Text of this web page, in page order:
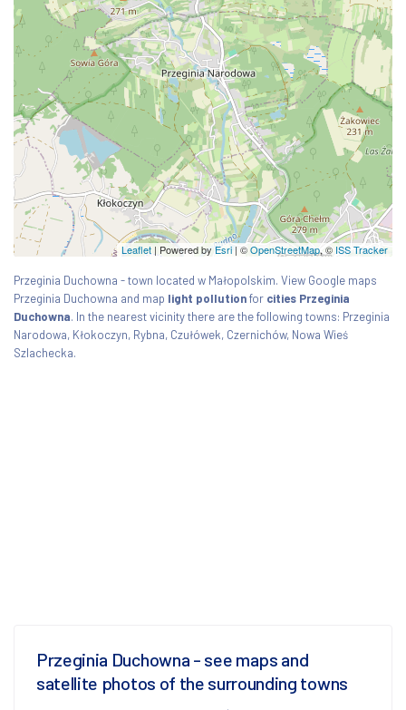
Leaflet | Powered byEsri | ©OpenStreetMap, © ISS Tracker
Przeginia Duchowna - town located w Małopolskim. View Google maps
Przeginia Duchowna and map light pollutionfor cities Przeginia
Duchowna. In the nearest vicinity there are the following towns: Przeginia
Narodowa, Kłokoczyn, Rybna, Czułówek, Czernichów, Nowa Wieś
Szlachecka.
Przeginia Duchowna - see maps and
satellite photos of the surrounding towns